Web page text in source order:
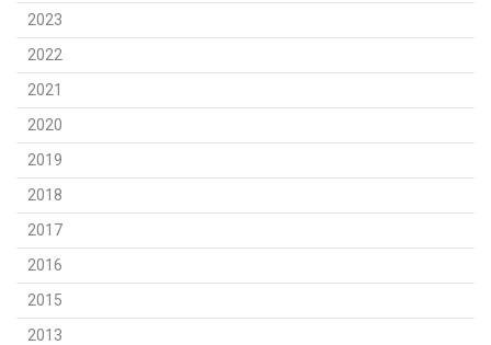
2023
2022
2021
2020
2019
2018
2017
2016
2015
2013